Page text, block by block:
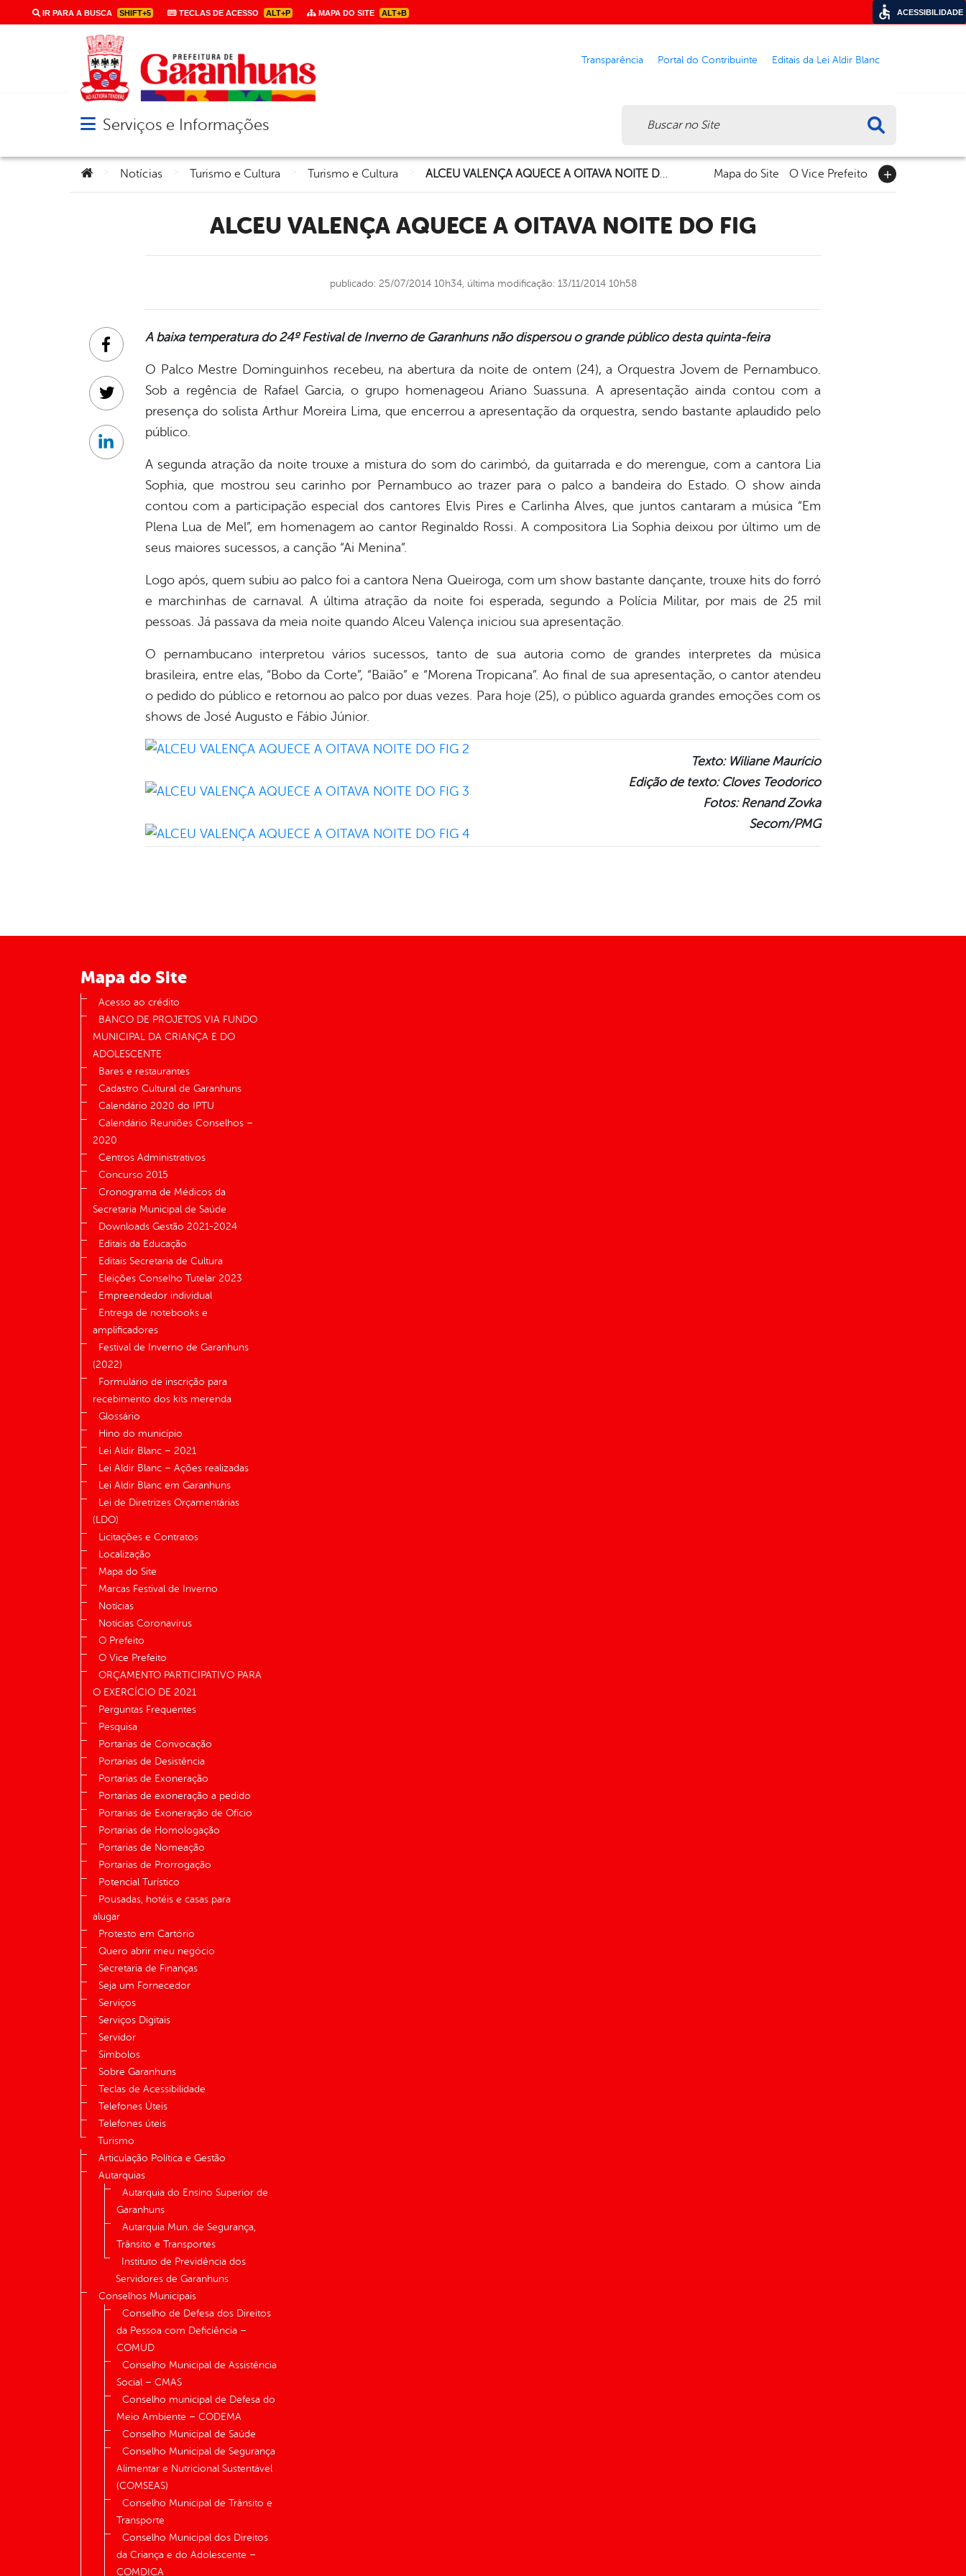
IR PARA A BUSCA SHIFT+5 TECLAS DE ACESSO ALT+P MAPA DO SITE ALT+B
Transparência Portal do Contribuinte Editais da Lei Aldir Blanc
Abrir menu principal de navegação
Serviços e Informações
Você está aqui:
Notícias Turismo e Cultura Turismo e Cultura ALCEU VALENÇA AQUECE A OITAVA NOITE DO FIG Mapa do Site O Vice Prefeito
ALCEU VALENÇA AQUECE A OITAVA NOITE DO FIG
publicado: 25/07/2014 10h34, última modificação: 13/11/2014 10h58
A baixa temperatura do 24º Festival de Inverno de Garanhuns não dispersou o grande público desta quinta-feira
O Palco Mestre Dominguinhos recebeu, na abertura da noite de ontem (24), a Orquestra Jovem de Pernambuco.
Sob a regência de Rafael Garcia, o grupo homenageou Ariano Suassuna. A apresentação ainda contou com a
presença do solista Arthur Moreira Lima, que encerrou a apresentação da orquestra, sendo bastante aplaudido pelo
público.
A segunda atração da noite trouxe a mistura do som do carimbó, da guitarrada e do merengue, com a cantora Lia
Sophia, que mostrou seu carinho por Pernambuco ao trazer para o palco a bandeira do Estado. O show ainda
contou com a participação especial dos cantores Elvis Pires e Carlinha Alves, que juntos cantaram a música “Em
Plena Lua de Mel”, em homenagem ao cantor Reginaldo Rossi. A compositora Lia Sophia deixou por último um de
seus maiores sucessos, a canção “Ai Menina”.
Logo após, quem subiu ao palco foi a cantora Nena Queiroga, com um show bastante dançante, trouxe hits do forró
e marchinhas de carnaval. A última atração da noite foi esperada, segundo a Polícia Militar, por mais de 25 mil
pessoas. Já passava da meia noite quando Alceu Valença iniciou sua apresentação.
O pernambucano interpretou vários sucessos, tanto de sua autoria como de grandes interpretes da música
brasileira, entre elas, “Bobo da Corte”, “Baião” e “Morena Tropicana”. Ao final de sua apresentação, o cantor atendeu
o pedido do público e retornou ao palco por duas vezes. Para hoje (25), o público aguarda grandes emoções com os
shows de José Augusto e Fábio Júnior.
Texto: Wiliane Maurício
Edição de texto: Cloves Teodorico
Fotos: Renand Zovka
Secom/PMG
Facebook
Twitter
Linkedin
Mapa do Site
Acesso ao crédito
BANCO DE PROJETOS VIA FUNDO
MUNICIPAL DA CRIANÇA E DO
ADOLESCENTE
Bares e restaurantes
Cadastro Cultural de Garanhuns
Calendário 2020 do IPTU
Calendário Reuniões Conselhos –
2020
Centros Administrativos
Concurso 2015
Cronograma de Médicos da
Secretaria Municipal de Saúde
Downloads Gestão 2021-2024
Editais da Educação
Editais Secretaria de Cultura
Eleições Conselho Tutelar 2023
Empreendedor individual
Entrega de notebooks e
amplificadores
Festival de Inverno de Garanhuns
(2022)
Formulário de inscrição para
recebimento dos kits merenda
Glossário
Hino do município
Lei Aldir Blanc – 2021
Lei Aldir Blanc – Ações realizadas
Lei Aldir Blanc em Garanhuns
Lei de Diretrizes Orçamentárias
(LDO)
Licitações e Contratos
Localização
Mapa do Site
Marcas Festival de Inverno
Notícias
Notícias Coronavírus
O Prefeito
O Vice Prefeito
ORÇAMENTO PARTICIPATIVO PARA
O EXERCÍCIO DE 2021
Perguntas Frequentes
Pesquisa
Portarias de Convocação
Portarias de Desistência
Portarias de Exoneração
Portarias de exoneração a pedido
Portarias de Exoneração de Ofício
Portarias de Homologação
Portarias de Nomeação
Portarias de Prorrogação
Potencial Turístico
Pousadas, hotéis e casas para
alugar
Protesto em Cartório
Quero abrir meu negócio
Secretaria de Finanças
Seja um Fornecedor
Serviços
Serviços Digitais
Servidor
Símbolos
Sobre Garanhuns
Teclas de Acessibilidade
Telefones Úteis
Telefones úteis
Turismo
Articulação Política e Gestão
Autarquias
Autarquia do Ensino Superior de
Garanhuns
Autarquia Mun. de Segurança,
Trânsito e Transportes
Instituto de Previdência dos
Servidores de Garanhuns
Conselhos Municipais
Conselho de Defesa dos Direitos
da Pessoa com Deficiência –
COMUD
Conselho Municipal de Assistência
Social – CMAS
Conselho municipal de Defesa do
Meio Ambiente – CODEMA
Conselho Municipal de Saúde
Conselho Municipal de Segurança
Alimentar e Nutricional Sustentável
(COMSEAS)
Conselho Municipal de Trânsito e
Transporte
Conselho Municipal dos Direitos
da Criança e do Adolescente –
COMDICA
ACESSIBILIDADE